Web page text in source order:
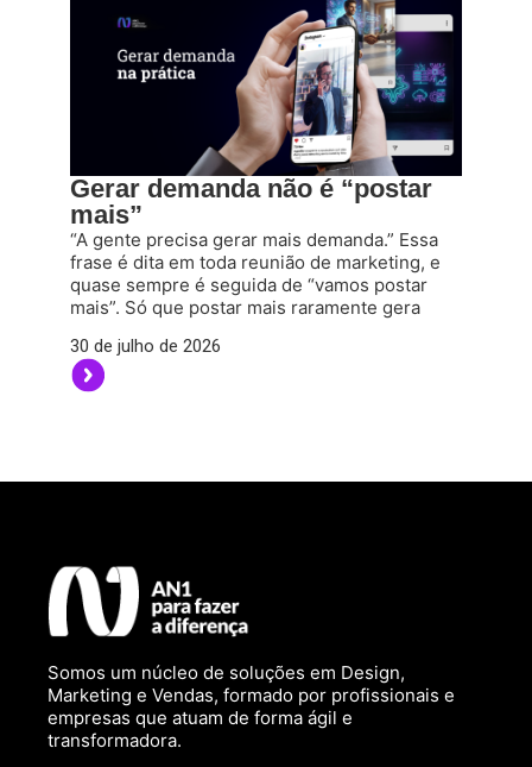
Gerar demanda não é “postar
mais”
“A gente precisa gerar mais demanda.” Essa
frase é dita em toda reunião de marketing, e
quase sempre é seguida de “vamos postar
mais”. Só que postar mais raramente gera
30 de julho de 2026
Somos um núcleo de soluções em Design,
Marketing e Vendas, formado por profissionais e
empresas que atuam de forma ágil e
transformadora.